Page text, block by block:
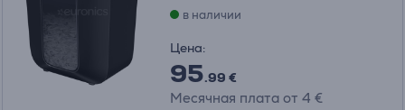
в наличии
Цена:
95.99 €
Месячная плата от 4 €